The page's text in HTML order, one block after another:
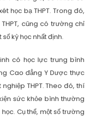
học bạ THPT. Trong đó,
cũng có trường chỉ
kỳ học nhất định.
có học lực trung bình
Cao đẳng Y Dược thực
THPT. Theo đó, thí
sức khỏe bình thường
Cụ thể, một số trường